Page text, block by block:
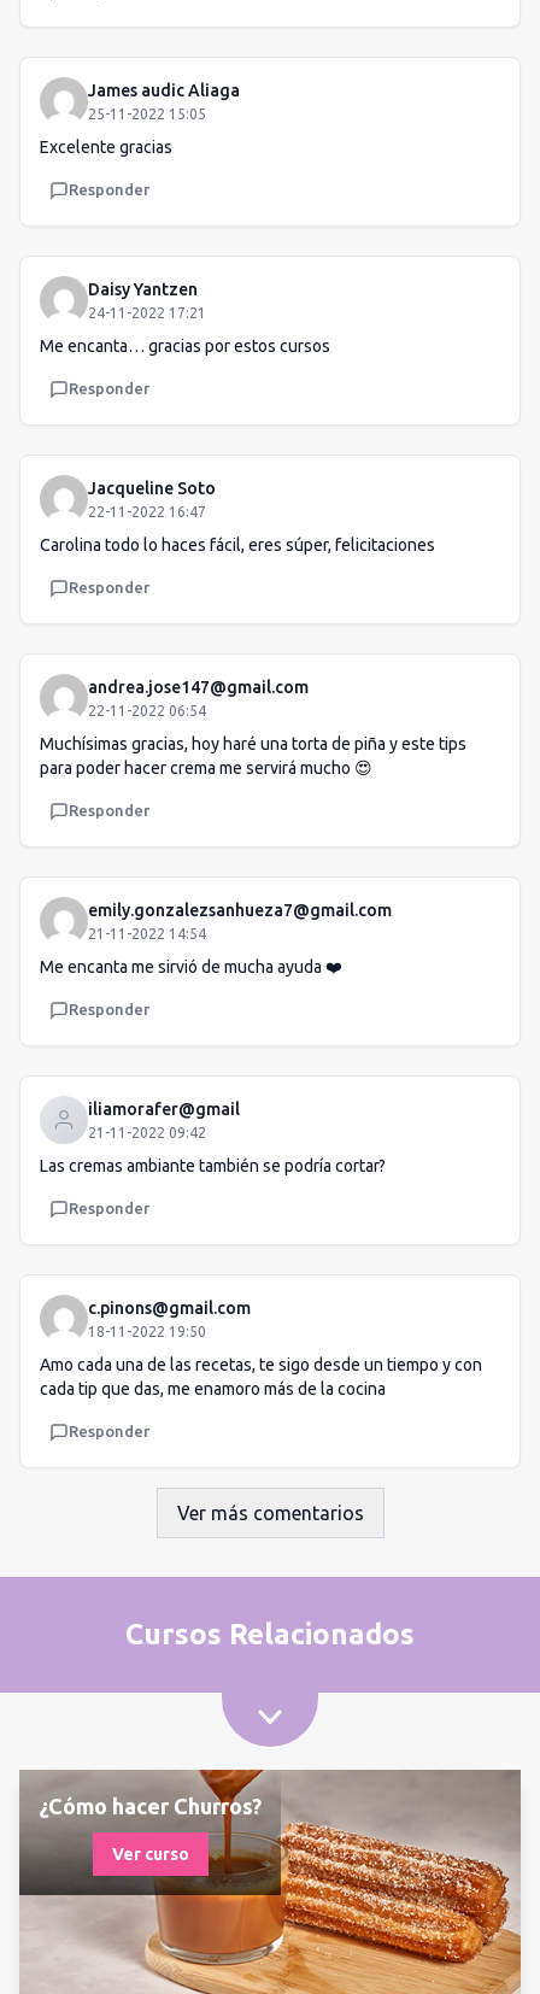
James audic Aliaga
25-11-2022 15:05
Excelente gracias
Responder
Daisy Yantzen
24-11-2022 17:21
Me encanta… gracias por estos cursos
Responder
Jacqueline Soto
22-11-2022 16:47
Carolina todo lo haces fácil, eres súper, felicitaciones
Responder
andrea.jose147@gmail.com
22-11-2022 06:54
Muchísimas gracias, hoy haré una torta de piña y este tips
para poder hacer crema me servirá mucho 😍
Responder
emily.gonzalezsanhueza7@gmail.com
21-11-2022 14:54
Me encanta me sirvió de mucha ayuda ❤️
Responder
iliamorafer@gmail
21-11-2022 09:42
Las cremas ambiante también se podría cortar?
Responder
c.pinons@gmail.com
18-11-2022 19:50
Amo cada una de las recetas, te sigo desde un tiempo y con
cada tip que das, me enamoro más de la cocina
Responder
Ver más comentarios
Cursos Relacionados
¿Cómo hacer Churros?
Ver curso